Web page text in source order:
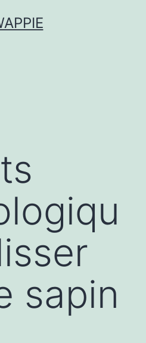
sapin